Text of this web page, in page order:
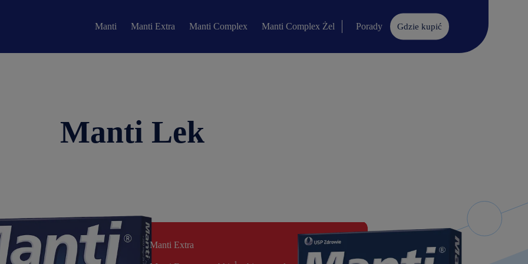
Manti Manti Extra Manti Complex Manti Complex Żel Porady Gdzie kupić
Manti Lek
Manti Extra